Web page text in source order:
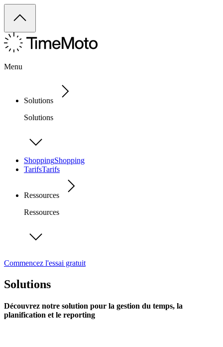
Menu
Solutions
Solutions
ShoppingShopping
TarifsTarifs
Ressources
Ressources
Commencez l'essai gratuit
Solutions
Découvrez notre solution pour la gestion du temps, la
planification et le reporting